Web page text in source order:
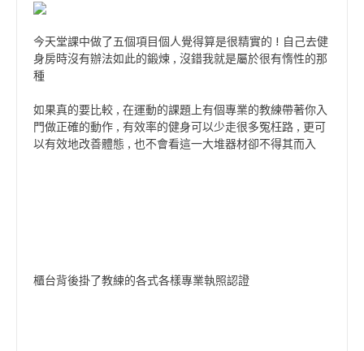
今天堂課中做了五個項目個人覺得算是很精實的 ! 自己去健
身房時沒有辦法如此的鍛煉 , 沒錯我就是屬於很有惰性的那
種
如果真的要比較 , 在運動的課題上有個專業的教練帶著你入
門做正確的動作 , 有效率的健身可以少走很多冤枉路 , 更可
以有效地改善體態 , 也不會看這一大堆器材卻不得其而入
櫃台背後掛了教練的各式各樣專業執照認證